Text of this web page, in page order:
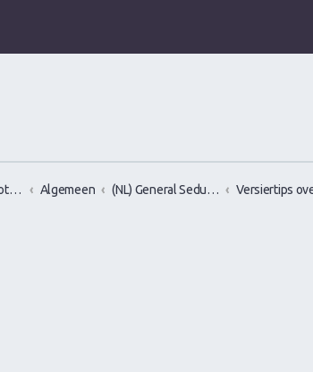
Nederlands grootste Dutch Attraction, Lifestyle, Vrouwen versieren en Pick-Up (PUA) Forum Algemeen (NL) General Seduction/Attraction talk